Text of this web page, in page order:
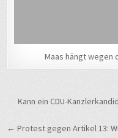
Maas hängt wegen
Kann ein CDU-
← Protest gegen Artikel 13: